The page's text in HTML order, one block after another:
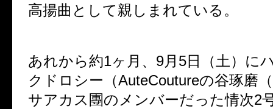
高揚曲として親しまれている。
あれから約1ヶ月、 9月 5日（土）に
クドロシー（AuteCoutureの谷琢磨（
サアカス團のメンバーだった情次2